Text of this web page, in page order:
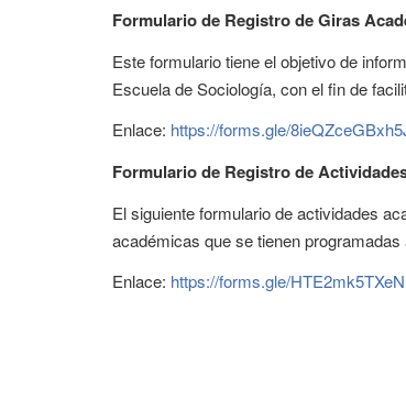
Formulario de Registro de Giras
Este formulario tiene el objetivo de
Escuela de Sociología, con el fin de
Enlace: https://forms.gle/
Formulario de Registro de
El siguiente formulario de actividades
académicas que se tienen programadas
Enlace: https://forms.gle/